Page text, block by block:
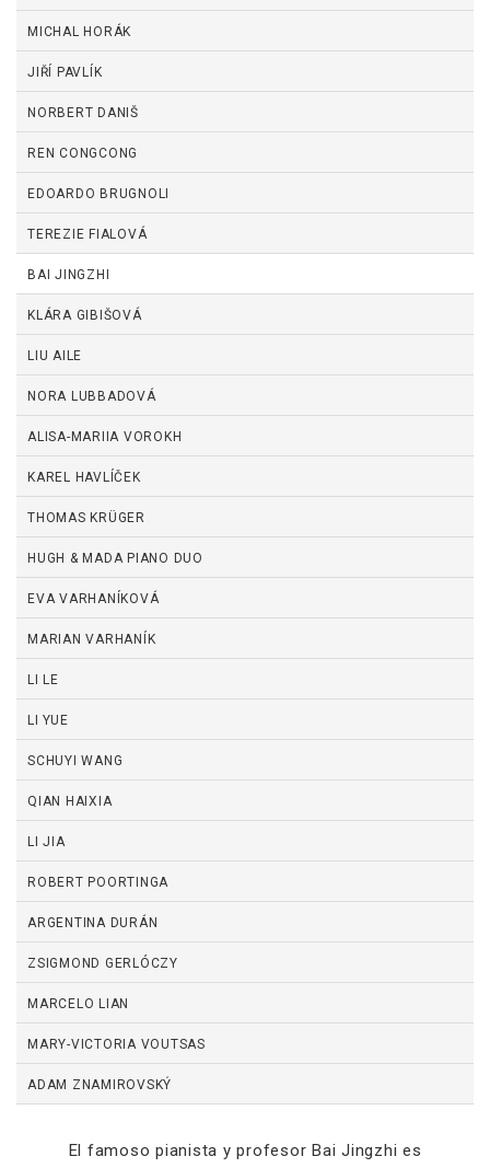
MICHAL HORÁK
JIŘÍ PAVLÍK
NORBERT DANIŠ
REN CONGCONG
EDOARDO BRUGNOLI
TEREZIE FIALOVÁ
BAI JINGZHI
KLÁRA GIBIŠOVÁ
LIU AILE
NORA LUBBADOVÁ
ALISA-MARIIA VOROKH
KAREL HAVLÍČEK
THOMAS KRÜGER
HUGH & MADA PIANO DUO
EVA VARHANÍKOVÁ
MARIAN VARHANÍK
LI LE
LI YUE
SCHUYI WANG
QIAN HAIXIA
LI JIA
ROBERT POORTINGA
ARGENTINA DURÁN
ZSIGMOND GERLÓCZY
MARCELO LIAN
MARY-VICTORIA VOUTSAS
ADAM ZNAMIROVSKÝ
El famoso pianista y profesor Bai Jingzhi es